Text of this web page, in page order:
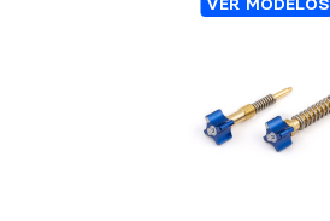
VER MODELOS